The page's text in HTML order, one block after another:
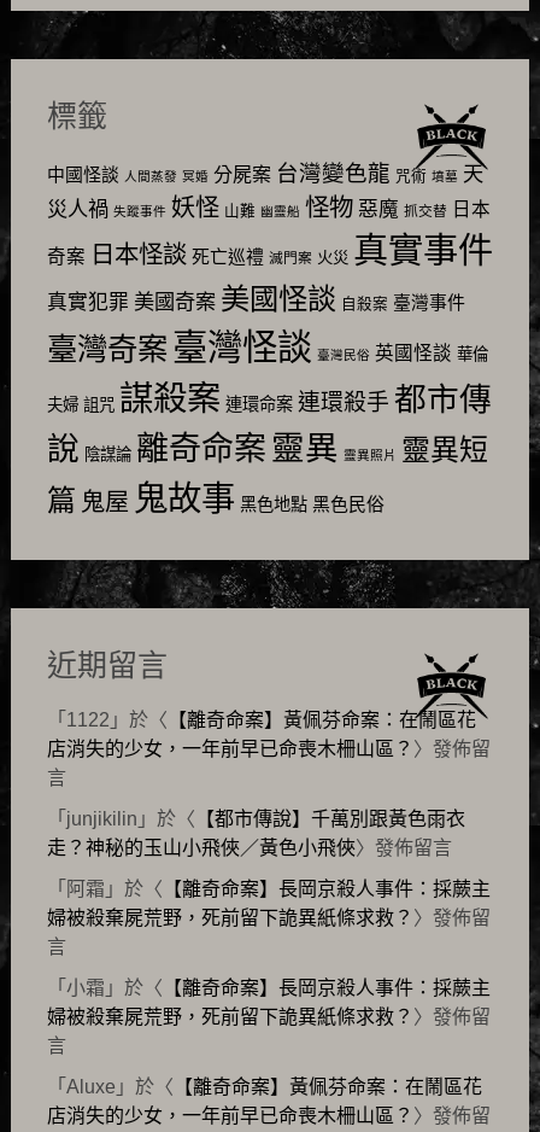
標籤
中國怪談 人間蒸發 冥婚 分屍案 台灣變色龍 咒術 墳墓 天
災人禍 失蹤事件 妖怪 山難 幽靈船 怪物 惡魔 抓交替 日本
奇案 日本怪談 死亡巡禮 滅門案 火災 真實事件
真實犯罪 美國奇案 美國怪談 自殺案 臺灣事件
臺灣奇案 臺灣怪談 臺灣民俗 英國怪談 華倫
夫婦 詛咒 謀殺案 連環命案 連環殺手 都市傳
說 陰謀論 離奇命案 靈異 靈異照片 靈異短
篇 鬼屋 鬼故事 黑色地點 黑色民俗
近期留言
「 1122 」於〈 【離奇命案】黃佩芬命案：在鬧區花
店消失的少女，一年前早已命喪木柵山區？ 〉發佈留
言
「 junjikilin 」於〈 【都市傳說】千萬別跟黃色雨衣
走？神秘的玉山小飛俠／黃色小飛俠〉發佈留言
「 阿霜 」於〈 【離奇命案】長岡京殺人事件：採蕨主
婦被殺棄屍荒野，死前留下詭異紙條求救？ 〉發佈留
言
「 小霜 」於〈 【離奇命案】長岡京殺人事件：採蕨主
婦被殺棄屍荒野，死前留下詭異紙條求救？ 〉發佈留
言
「 Aluxe 」於〈 【離奇命案】黃佩芬命案：在鬧區花
店消失的少女，一年前早已命喪木柵山區？ 〉發佈留